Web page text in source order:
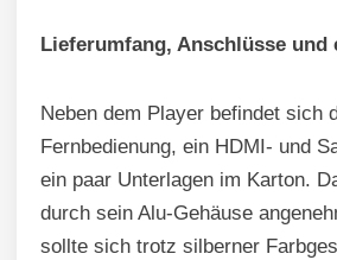
Lieferumfang, Anschlüsse
Neben dem Player befindet sich
Fernbedienung, ein HDMI- und
ein paar Unterlagen im Karton.
durch sein Alu-Gehäuse
sollte sich trotz silberner